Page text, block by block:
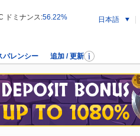
ドミナンス:56.22% 日本語
パレンシー 追加 / 更新